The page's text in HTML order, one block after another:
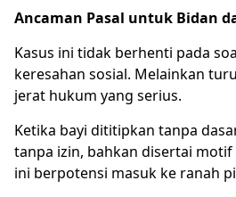
Ancaman Pasal untuk Bidan
Kasus ini tidak berhenti pada
keresahan sosial. Melainkan
jerat hukum yang serius.
Ketika bayi dititipkan tanpa
tanpa izin, bahkan disertai
ini berpotensi masuk ke ranah